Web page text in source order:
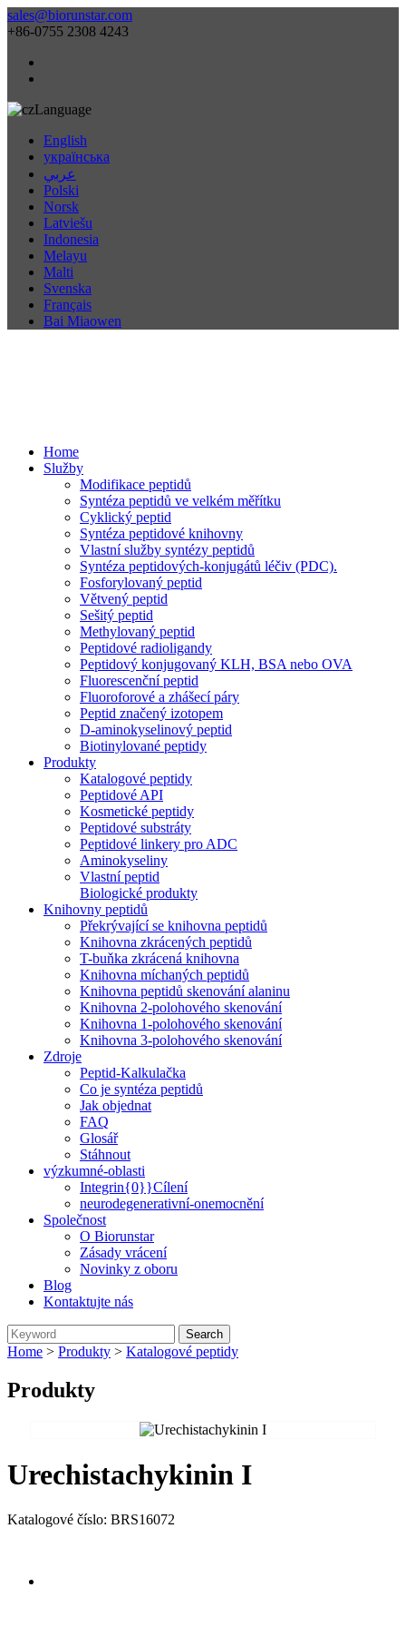
sales@biorunstar.com
+86-0755 2308 4243
Language
English
українська
عربي
Polski
Norsk
Latviešu
Indonesia
Melayu
Malti
Svenska
Français
Bai Miaowen
Home
Služby
Modifikace peptidů
Syntéza peptidů ve velkém měřítku
Cyklický peptid
Syntéza peptidové knihovny
Vlastní služby syntézy peptidů
Syntéza peptidových-konjugátů léčiv (PDC).
Fosforylovaný peptid
Větvený peptid
Sešitý peptid
Methylovaný peptid
Peptidové radioligandy
Peptidový konjugovaný KLH, BSA nebo OVA
Fluorescenční peptid
Fluoroforové a zhášecí páry
Peptid značený izotopem
D-aminokyselinový peptid
Biotinylované peptidy
Produkty
Katalogové peptidy
Peptidové API
Kosmetické peptidy
Peptidové substráty
Peptidové linkery pro ADC
Aminokyseliny
Vlastní peptid
Biologické produkty
Knihovny peptidů
Překrývající se knihovna peptidů
Knihovna zkrácených peptidů
T-buňka zkrácená knihovna
Knihovna míchaných peptidů
Knihovna peptidů skenování alaninu
Knihovna 2-polohového skenování
Knihovna 1-polohového skenování
Knihovna 3-polohového skenování
Zdroje
Peptid-Kalkulačka
Co je syntéza peptidů
Jak objednat
FAQ
Glosář
Stáhnout
výzkumné-oblasti
Integrin{0}}Cílení
neurodegenerativní-onemocnění
Společnost
O Biorunstar
Zásady vrácení
Novinky z oboru
Blog
Kontaktujte nás
Home > Produkty > Katalogové peptidy
Produkty
Urechistachykinin I
Katalogové číslo: BRS16072